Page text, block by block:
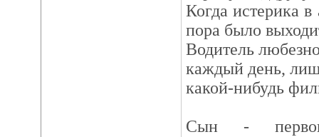
Когда истерика в
пора было
Водитель
каждый день,
какой-нибудь
Сын -